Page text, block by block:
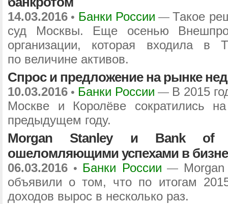
14.03.2016 • Банки России —Такое
суд Москвы. Еще осенью
организации, которая входила в
по величине активов.
Спрос и предложение на рынке
10.03.2016 • Банки России — В 2015
Москве и Королёве сократились
предыдущем году.
Morgan Stanley и Bank of
ошеломляющими успехами в
06.03.2016 • Банки России —
объявили о том, что по итогам
доходов вырос в несколько раз.